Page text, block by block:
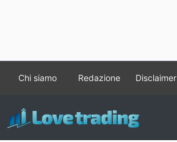
contenuto
Chi siamo Redazione Disclaimer